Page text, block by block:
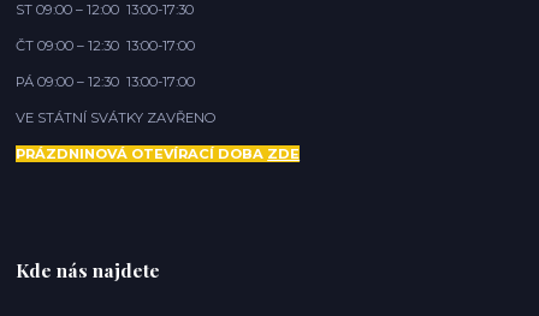
ST 09:00 – 12:00 13:00-17:30
ČT 09:00 – 12:30 13:00-17:00
PÁ 09:00 – 12:30 13:00-17:00
VE STÁTNÍ SVÁTKY ZAVŘENO
PRÁZDNINOVÁ OTEVÍRACÍ DOBA ZDE
Kde nás najdete